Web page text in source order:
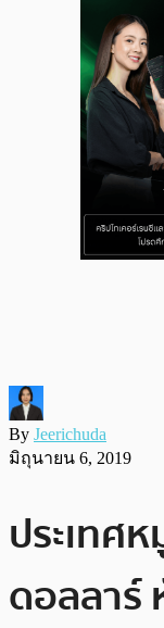
By Jeerichuda
มิถุนายน 6, 2019
ประเทศห
ดอลลาร์